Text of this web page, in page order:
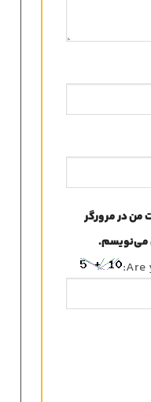
من در مرورگر
می‌نویسم.
Are